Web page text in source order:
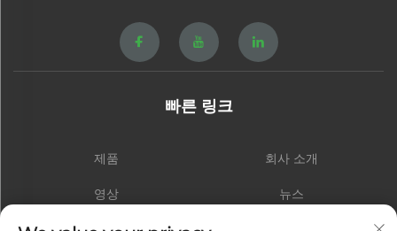
빠른 링크
제품 회사 소개
영상 뉴스